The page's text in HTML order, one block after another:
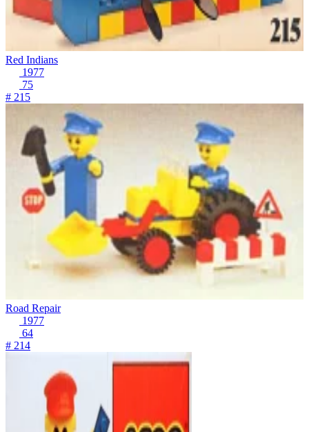
Red Indians
1977
75
# 215
Road Repair
1977
64
# 214